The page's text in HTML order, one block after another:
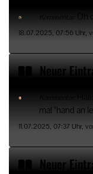
Kommentar: Oh
18.07.2025, 07:56 Uhr,
Neuer
mal "hand an
11.07.2025, 07:37 Uhr,
Neuer